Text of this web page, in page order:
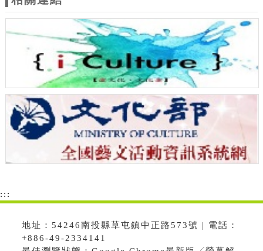
:::
地址：54246南投縣草屯鎮中正路573號 | 電話：
+886-49-2334141